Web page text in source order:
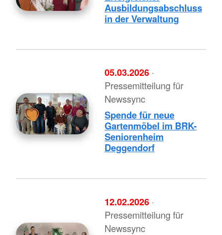
Ausbildungsabschluss
in der Verwaltung
05.03.2026 ·
Pressemitteilung für
Newssync
Spende für neue
Gartenmöbel im BRK-
Seniorenheim
Deggendorf
12.02.2026 ·
Pressemitteilung für
Newssync